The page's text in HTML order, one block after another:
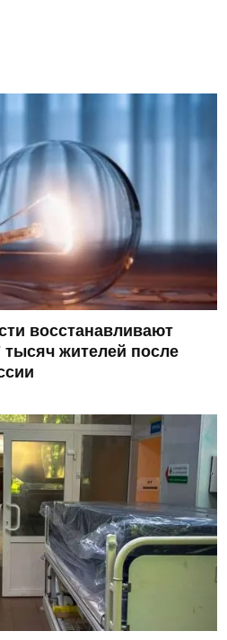
восстанавливают
тысяч жителей после